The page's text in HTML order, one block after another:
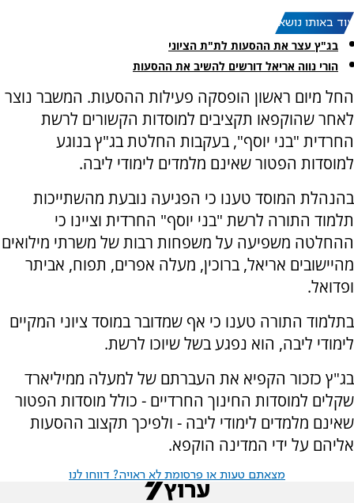
עוד באותו נושא:
בג"ץ עצר את ההסעות לת"ת הציוני
הורי נווה אריאל דורשים להשיב את ההסעות
החל מיום ראשון הופסקה פעילות ההסעות. המשבר נוצר
לאחר שהוקפאו תקציבים למוסדות הקשורים לרשת
החרדית "בני יוסף", בעקבות החלטת בג"ץ בנוגע
למוסדות הפטור שאינם מלמדים לימודי ליבה.
בהנהלת המוסד טענו כי הפגיעה נובעת מהשתייכות
תלמוד התורה לרשת "בני יוסף" החרדית וציינו כי
ההחלטה משפיעה על משפחות רבות של משרתי מילואים
מהיישובים אריאל, ברוכין, מעלה אפרים, תפוח, אביתר
ופדואל.
בתלמוד התורה טענו כי אף שמדובר במוסד ציוני המקיים
לימודי ליבה, הוא נפגע בשל שיוכו לרשת.
בג"ץ כזכור הקפיא את העברתם של למעלה ממיליארד
שקלים למוסדות החינוך החרדיים - כולל מוסדות הפטור
שאינם מלמדים לימודי ליבה - ולפיכך תקצוב ההסעות
אליהם על ידי המדינה הוקפא.
מצאתם טעות או פרסומת לא ראויה? דווחו לנו